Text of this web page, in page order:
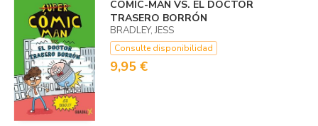
COMIC-MAN VS. EL DOCTOR
TRASERO BORRÓN
BRADLEY, JESS
Consulte disponibilidad
9,95 €